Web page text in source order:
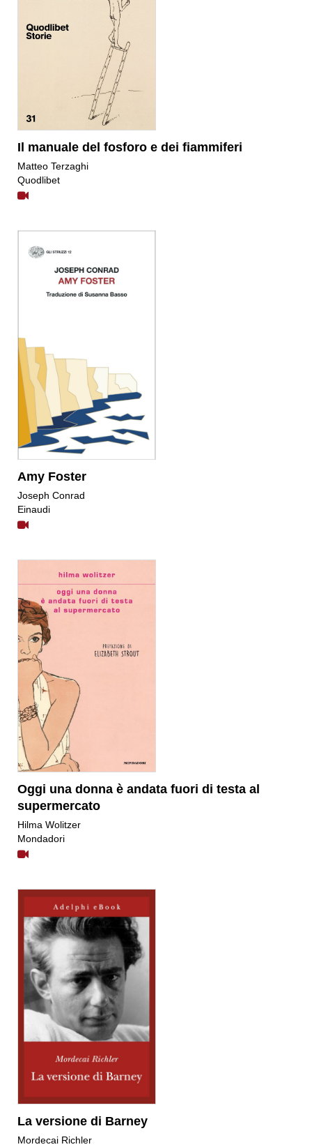
Il manuale del fosforo e dei fiammiferi
​Matteo Terzaghi
Quodlibet
Amy Foster
Joseph Conrad
Einaudi
Oggi una donna è andata fuori di testa al
supermercato
Hilma Wolitzer
Mondadori
La versione di Barney
Mordecai Richler